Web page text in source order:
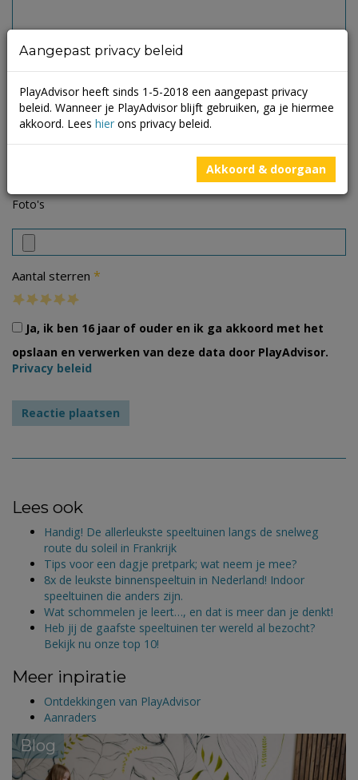
Foto's
Aantal sterren *
Ja, ik ben 16 jaar of ouder en ik ga akkoord met het
opslaan en verwerken van deze data door PlayAdvisor.
Privacy beleid
Lees ook
Handig! De allerleukste speeltuinen langs de snelweg
route du soleil in Frankrijk
Tips voor een dagje pretpark; wat neem je mee?
8x de leukste binnenspeeltuin in Nederland! Indoor
speeltuinen die anders zijn.
Wat schommelen je leert…, en dat is meer dan je denkt!
Heb jij de gaafste speeltuinen ter wereld al bezocht?
Bekijk nu onze top 10!
Meer inpiratie
Ontdekkingen van PlayAdvisor
Aanraders
Blog
Aangepast privacy beleid
PlayAdvisor heeft sinds 1-5-2018 een aangepast privacy
beleid. Wanneer je PlayAdvisor blijft gebruiken, ga je hiermee
akkoord. Lees hier ons privacy beleid.
Akkoord & doorgaan